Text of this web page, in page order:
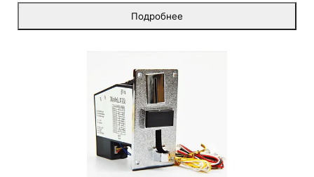
Подробнее